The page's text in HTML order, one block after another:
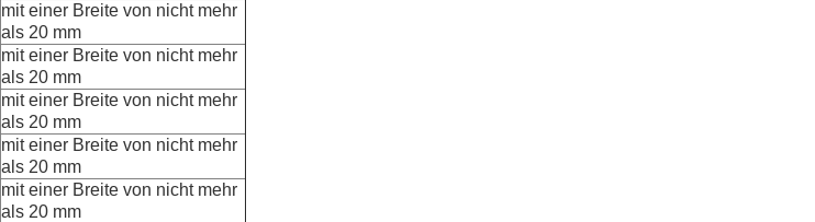
mit einer Breite von nicht mehr
als 20 mm
mit einer Breite von nicht mehr
als 20 mm
mit einer Breite von nicht mehr
als 20 mm
mit einer Breite von nicht mehr
als 20 mm
mit einer Breite von nicht mehr
als 20 mm